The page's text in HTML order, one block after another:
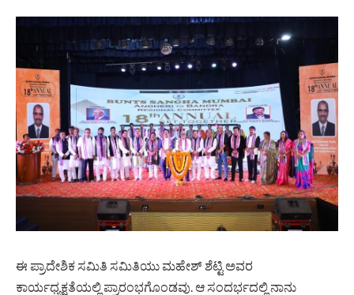
ಈ ಪ್ರಾದೇಶಿಕ ಸಮಿತಿ ಸಮಿತಿಯು ಮಹೇಶ್ ಶೆಟ್ಟಿ ಅವರ
ಕಾರ್ಯಧ್ಯಕ್ಷತೆಯಲ್ಲಿ ಪ್ರಾರಂಭಗೊಂಡವು. ಆ ಸಂದರ್ಭದಲ್ಲಿ ನಾನು